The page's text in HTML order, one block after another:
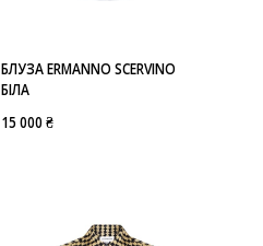
БЛУЗА ERMANNO SCERVINO
БІЛА
15 000 ₴